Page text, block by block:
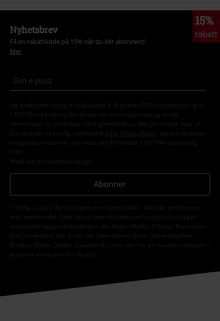
15%
rabatt
Nyhetsbrev
Få en rabattkode på 15% når du blir abonnent!
Mer
Jeg godkjenner at jeg frivillig godtar å få tilsendt EMPs nyhetsbrev og at
E.M.P Merchandising kan bruke min personlige data og sende
informasjon om produkter på et gjentatt basis. Min personlige data vil
kun bli brukt forsvarlig i henhold til
Data Privacy Policy
. Jeg kan ta tilbake
min godkjennelse når som helst ved å kontakte E.M.P Merchandising
mbH
Meld deg av nyhetsbrevet her
Abonner
*Gyldig i 4 uker. Kan kun løses inn i nettbutikken. Kan ikke kombineres
med andre koder. Etter du har løst inn koden ved utsjekk vil avslaget
automatisk legges til bestillingen din. Bøker, Media, Billetter, Rammstein,
(Till) Lindemann, Die Ärzte, Die Toten Hosen, Feine Sahne Fischfilet,
Broilers, Böhse Onkelz, Gavekort & Varer som har en donasjon inkludert i
prisen er ekskludert fra tilbudet.